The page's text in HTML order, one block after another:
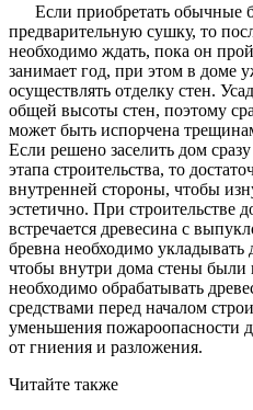
Если приобретать обычные
предварительную сушку, то
необходимо ждать, пока он
занимает год, при этом в доме
осуществлять отделку стен.
общей высоты стен, поэтому
может быть испорчена
Если решено заселить дом
этапа строительства, то
внутренней стороны, чтобы
эстетично. При строительстве
встречается древесина с
бревна необходимо
чтобы внутри дома стены
необходимо обрабатывать
средствами перед началом
уменьшения пожароопасности
от гниения и разложения.
Читайте также